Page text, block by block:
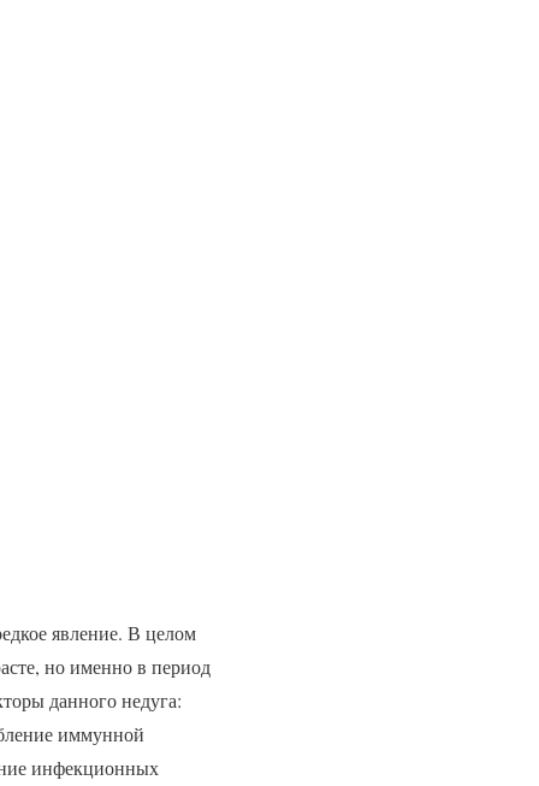
явление. В целом
но именно в период
данного недуга:
иммунной
инфекционных